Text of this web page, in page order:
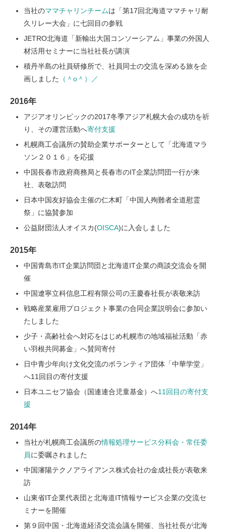
当社のママチャリンチームは「第17回北海道ママチャリ耐
久リレー大会」に七回目の参戦
JETRO北海道「新輸出大国コンソーシアム」事業の外国人
材活用セミナーに当社社長が講演
積丹半島の社員研修所で、社員同士の交流を深める旅を企
画しました
（＾o＾）／
2016年
アジアオリンピックの2017冬季アジア札幌大会の成功を祈
り、その運営活動へ寄付支援
札幌商工会議所の賛助企業サポーターとして「北海道マラ
ソン２０１６」を応援
中国長春市政府商務局と長春市のIT企業訪問団一行が来
社、表敬訪問
日本中国友好協会主催の仁木町「中国人殉難者全道慰霊
祭」に協賛参加
公益財団法人オイスカ(OISCA)に入会しました
2015年
中国青島市IT企業訪問団と北海道IT企業の商談交流会を開
催
中国遼寧立科信息工程有限公司の王慶春社長が表敬来訪
戦略産業雇用プロジェクト事業の合同企業説明会に参加い
たしました
少子・高齢社会へ対応をはじめ札幌市の地域福祉活動「赤
い羽根共同募金」へ賛同寄付
日中青少年向け文化交流のボランティア団体「中華学堂」
へ11回目の寄付支援
日本ユニセフ協会（国連連合児童基金）へ11回目の寄付支
援
2014年
当社が札幌商工会議所の情報処理サービス分科会・常任委
員に委嘱されました
中国瀋陽テクノアライアンス株式会社の金成社長が表敬来
訪
山東省IT企業代表団と北海道IT情報サービス企業の交流セ
ミナーを開催
第９回中国・北海道経済交流会議を開催、当社社長が北海